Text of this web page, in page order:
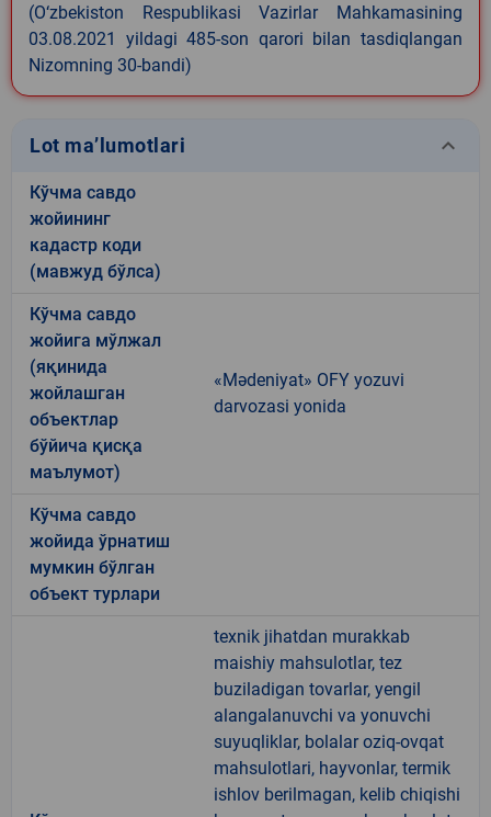
(O‘zbekiston Respublikasi Vazirlar Mahkamasining
03.08.2021 yildagi 485-son qarori bilan tasdiqlangan
Nizomning 30-bandi)
Lot ma’lumotlari keyboard_arrow_down
Кўчма савдо
жойининг
кадастр коди
(мавжуд бўлса)
Кўчма савдо
жойига мўлжал
(яқинида
жойлашган
объектлар
бўйича қисқа
маълумот)
«Mәdeniyat» OFY yozuvi
darvozasi yonida
Кўчма савдо
жойида ўрнатиш
мумкин бўлган
объект турлари
texnik jihatdan murakkab
maishiy mahsulotlar, tez
buziladigan tovarlar, yengil
alangalanuvchi va yonuvchi
suyuqliklar, bolalar oziq-ovqat
mahsulotlari, hayvonlar, termik
ishlov berilmagan, kelib chiqishi